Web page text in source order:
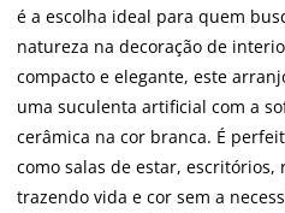
é a escolha ideal para quem
natureza na decoração de
compacto e elegante, este
uma suculenta artificial com a
cerâmica na cor branca. É
como salas de estar, escritórios,
trazendo vida e cor sem a